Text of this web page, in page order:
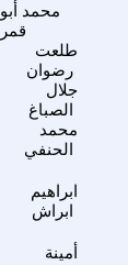
محمد أبو
قمر
طلعت
رضوان
جلال
الصباغ
محمد
الحنفي
ابراهيم
ابراش
أمينة